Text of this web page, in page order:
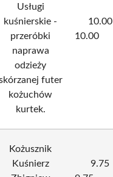
Usługi
kuśnierskie -
przeróbki
naprawa
odzieży
futer
kożuchów
kurtek.
10.00
10.00
Kożusznik
Kuśnierz
9.75